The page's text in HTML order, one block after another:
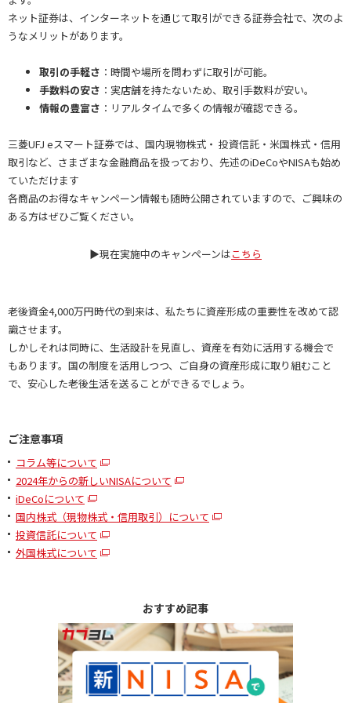
ネット証券は、インターネットを通じて取引ができる証券会社で、次のよ
うなメリットがあります。
取引の手軽さ ：時間や場所を問わずに取引が可能。
手数料の安さ ：実店舗を持たないため、取引手数料が安い。
情報の豊富さ ：リアルタイムで多くの情報が確認できる。
三菱UFJ eスマート証券では、国内現物株式・ 投資信託・米国株式・信用
取引など、さまざまな金融商品を扱っており、先述のiDeCoやNISAも始め
ていただけます
各商品のお得なキャンペーン情報も随時公開されていますので、ご興味の
ある方はぜひご覧ください。
▶現在実施中のキャンペーンはこちら
老後資金4,000万円時代の到来は、私たちに資産形成の重要性を改めて認
識させます。
しかしそれは同時に、生活設計を見直し、資産を有効に活用する機会で
もあります。国の制度を活用しつつ、ご自身の資産形成に取り組むこと
で、安心した老後生活を送ることができるでしょう。
ご注意事項
コラム等について
2024年からの新しいNISAについて
iDeCoについて
国内株式（現物株式・信用取引）について
投資信託について
外国株式について
おすすめ記事